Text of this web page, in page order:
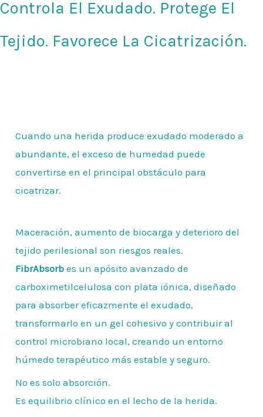
Controla El Exudado. Protege El
Tejido. Favorece La Cicatrización.
Cuando una herida produce exudado moderado a
abundante, el exceso de humedad puede
convertirse en el principal obstáculo para
cicatrizar.
Maceración, aumento de biocarga y deterioro del
tejido perilesional son riesgos reales.
FibrAbsorbes un apósito avanzado de
carboximetilcelulosa con plata iónica, diseñado
para absorber eficazmente el exudado,
transformarlo en un gel cohesivo y contribuir al
control microbiano local, creando un entorno
húmedo terapéutico más estable y seguro.
No es solo absorción.
Es equilibrio clínico en el lecho de la herida.